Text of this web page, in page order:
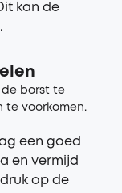
kan de
de borst te
te voorkomen.
een goed
en vermijd
op de